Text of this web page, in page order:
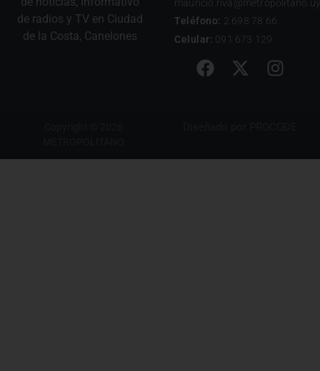
de radios y TV en Ciudad
de la Costa, Canelones
mauricio.riva@metropolitano.uy
Teléfono: 2 698 78 66
Celular: 091 673 129